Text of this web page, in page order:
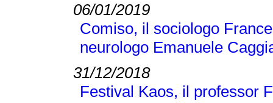
06/01/2019
Comiso, il sociologo
neurologo Emanuele
31/12/2018
Festival Kaos, il professor